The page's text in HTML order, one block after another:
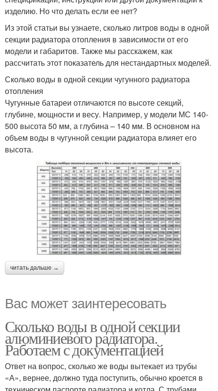
изделию. Но что делать если ее нет?
Из этой статьи вы узнаете, сколько литров воды в одной
секции радиатора отопления в зависимости от его
модели и габаритов. Также мы расскажем, как
рассчитать этот показатель для нестандартных моделей.
Сколько воды в одной секции чугунного радиатора
отопления
Чугунные батареи отличаются по высоте секций,
глубине, мощности и весу. Например, у модели МС 140-
500 высота 50 мм, а глубина – 140 мм. В основном на
объем воды в чугунной секции радиатора влияет его
высота.
читать дальше →
Вас может заинтересовать
Сколько воды в одной секции
алюминиевого радиатора.
Работаем с документацией
Ответ на вопрос, сколько же воды вытекает из трубы
«А», вернее, должно туда поступить, обычно кроется в